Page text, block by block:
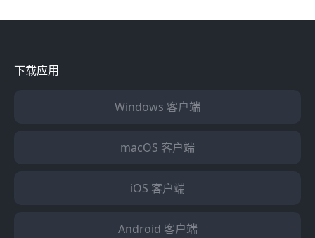
外玩家使用
玩国服新
下载应用
Windows 客户端
macOS 客户端
iOS 客户端
Android 客户端